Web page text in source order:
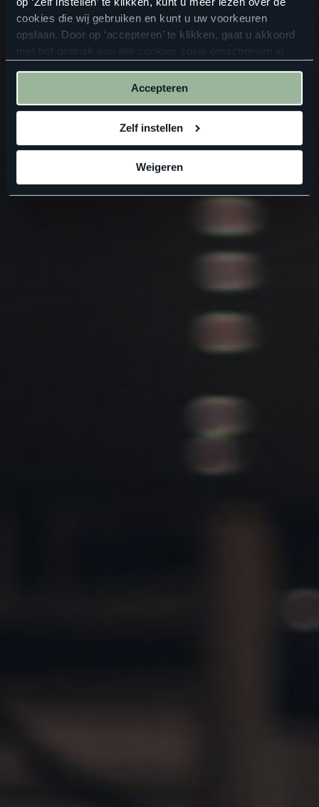
cookies die wij gebruiken en kunt u uw voorkeuren
opslaan. Door op ‘accepteren’ te klikken, gaat u akkoord
Accepteren
Zelf instellen
Weigeren